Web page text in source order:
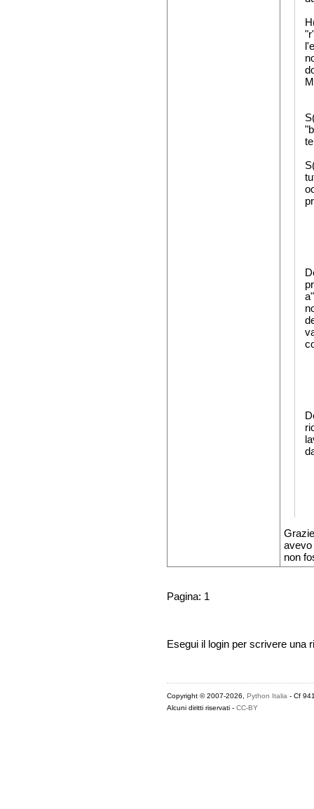
avevo
non
Pagina: 1
Esegui il login per scrivere una
Copyright © 2007-2026, Python Italia- Cf
Alcuni diritti riservati - CC-BY